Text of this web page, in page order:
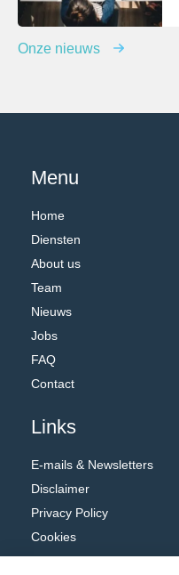
Onze nieuws
Menu
Home
Diensten
About us
Team
Nieuws
Jobs
FAQ
Contact
Links
E-mails & Newsletters
Disclaimer
Privacy Policy
Cookies
Algemene voorwaarden